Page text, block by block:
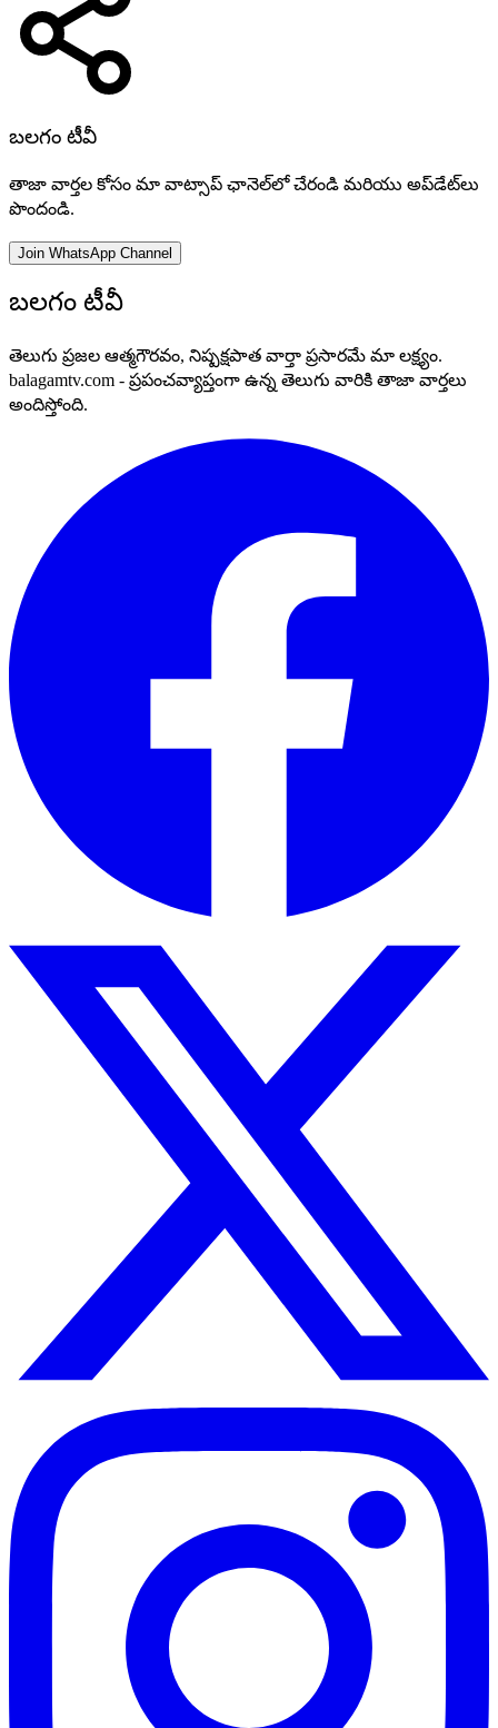
బలగం టీవీ
తాజా వార్తల కోసం మా వాట్సాప్ ఛానెల్‌లో చేరండి మరియు అప్‌డేట్‌లు
పొందండి.
Join WhatsApp Channel
బలగం టీవీ
తెలుగు ప్రజల ఆత్మగౌరవం, నిష్పక్షపాత వార్తా ప్రసారమే మా లక్ష్యం.
balagamtv.com - ప్రపంచవ్యాప్తంగా ఉన్న తెలుగు వారికి తాజా వార్తలు
అందిస్తోంది.